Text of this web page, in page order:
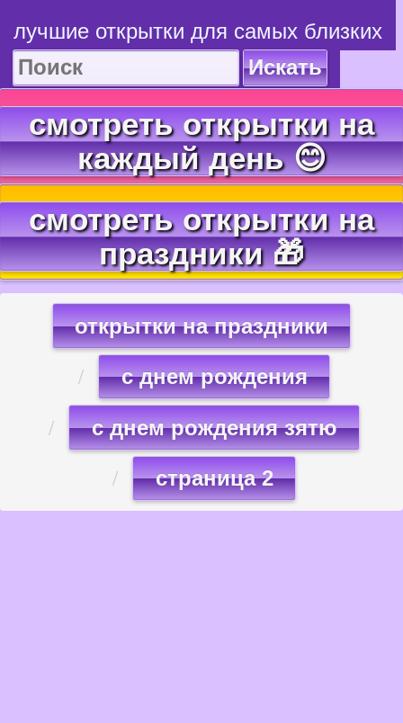
лучшие открытки для самых близких
Искать
смотреть открытки на
каждый день 😊
смотреть открытки на
праздники 🎁
открытки на праздники
с днем рождения
с днем рождения зятю
страница 2